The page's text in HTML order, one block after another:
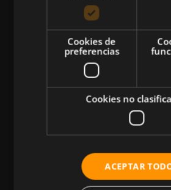
CATEGORÍAS
Atletismo
Musculación
Más Deportes
Cookies de
preferencias
Cookies no
ACEPTAR